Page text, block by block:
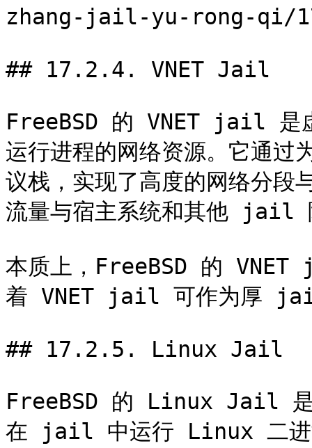
zhang-jail-yu-rong-qi/
## 17.2.4. VNET Jail
FreeBSD 的 VNET jail 是
运行进程的网络资源。它通
议栈，实现了高度的网络分
流量与宿主系统和其他 jail
本质上，FreeBSD 的
着 VNET jail 可作为厚
## 17.2.5. Linux Jail
FreeBSD 的 Linux Jail 是
在 jail 中运行 Linux 二进制